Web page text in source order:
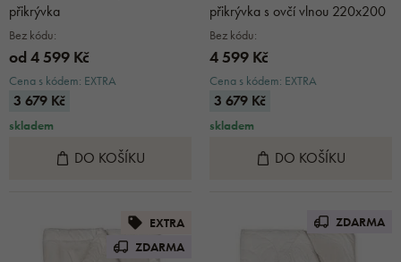
přikrývka
Bez kódu:
od 4 599 Kč
Cena s kódem: EXTRA
3 679 Kč
skladem
DO KOŠÍKU
přikrývka s ovčí vlnou 220x200
Bez kódu:
4 599 Kč
Cena s kódem: EXTRA
3 679 Kč
skladem
DO KOŠÍKU
EXTRA
ZDARMA
ZDARMA